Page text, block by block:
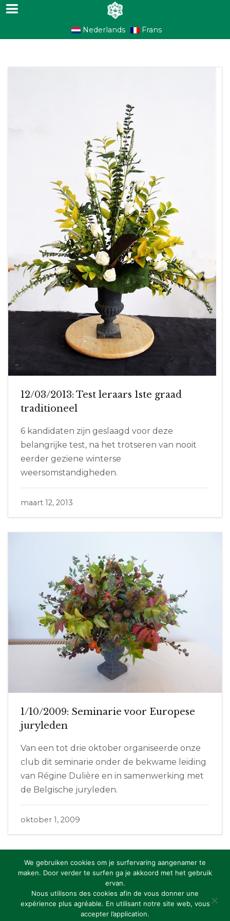
Nederlands Frans
12/03/2013: Test leraars 1ste graad
traditioneel
6 kandidaten zijn geslaagd voor deze
belangrijke test, na het trotseren van nooit
eerder geziene winterse
weersomstandigheden.
maart 12, 2013
1/10/2009: Seminarie voor Europese
juryleden
Van een tot drie oktober organiseerde onze
club dit seminarie onder de bekwame leiding
van Régine Dulière en in samenwerking met
de Belgische juryleden.
oktober 1, 2009
Copyright: RBFAS vzw
Privacy Statement
We gebruiken cookies om je surfervaring aangenamer te
maken. Door verder te surfen ga je akkoord met het gebruik
ervan.
Nous utilisons des cookies afin de vous donner une
expérience plus agréable. En utilisant notre site web, vous
accepter l’application.